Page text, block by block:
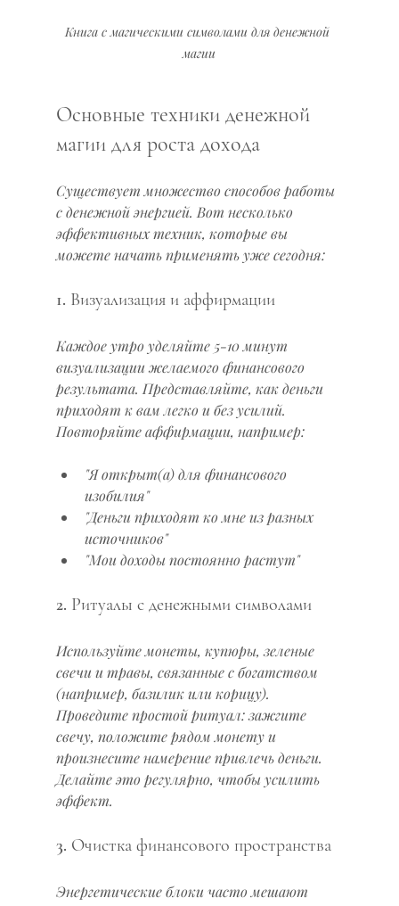
Книга с магическими символами для денежной
магии
Основные техники денежной
магии для роста дохода
Существует множество способов работы
с денежной энергией. Вот несколько
эффективных техник, которые вы
можете начать применять уже сегодня:
1. Визуализация и аффирмации
Каждое утро уделяйте 5-10 минут
визуализации желаемого финансового
результата. Представляйте, как деньги
приходят к вам легко и без усилий.
Повторяйте аффирмации, например:
"Я открыт(а) для финансового
изобилия"
"Деньги приходят ко мне из разных
источников"
"Мои доходы постоянно растут"
2. Ритуалы с денежными символами
Используйте монеты, купюры, зеленые
свечи и травы, связанные с богатством
(например, базилик или корицу).
Проведите простой ритуал: зажгите
свечу, положите рядом монету и
произнесите намерение привлечь деньги.
Делайте это регулярно, чтобы усилить
эффект.
3. Очистка финансового пространства
Энергетические блоки часто мешают